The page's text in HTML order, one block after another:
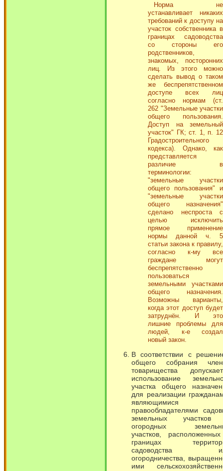
Норма не
устанавливает никаких
требований к доступу на
участок собственника в
границах садоводства
со стороны его
родственников,
знакомых, посторонних
лиц. Из этого можно
сделать вывод о таком
же беспрепятственном
доступе всех лиц
согласно нормам (ст.
262 "Земельные участки
общего пользования.
Доступ на земельный
участок" ГК; ст. 1, п. 12
Градостроительного
кодекса). Однако, как
представляется
различие в
терминологии:
"земельные участки
общего пользования" и
"земельные участки
общего назначения"
сделано неспроста с
целью исключить
прямое применение
нормы данной ч. 5
статьи закона к правилу,
согласно к-му все
граждане могут
беспрепятственно
пользоваться
земельными участками
общего назначения.
Возможны варианты,
когда этот доступ будет
затруднён. И это
лишние проблемы для
людей, к-е создал
новый закон.
В соответствии с
общего собрания
товарищества
использование
участка общего
для реализации
являющимися
правообладателями
земельных
огородных
участков,
границах
садоводства
огородничества,
ими